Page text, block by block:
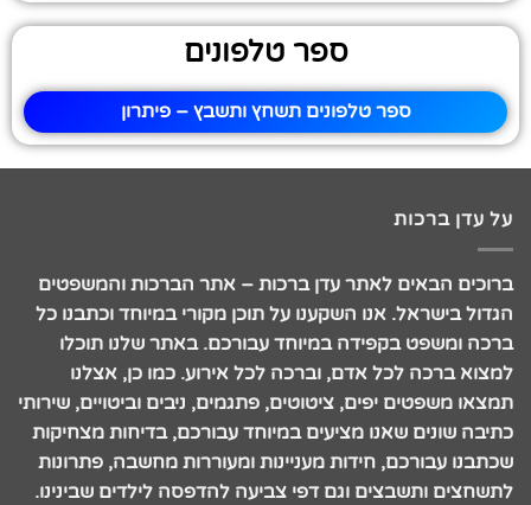
ספר טלפונים
ספר טלפונים תשחץ ותשבץ – פיתרון
על עדן ברכות
ברוכים הבאים לאתר עדן ברכות – אתר הברכות והמשפטים
הגדול בישראל. אנו השקענו על תוכן מקורי במיוחד וכתבנו כל
ברכה ומשפט בקפידה במיוחד עבורכם. באתר שלנו תוכלו
למצוא ברכה לכל אדם, וברכה לכל אירוע. כמו כן, אצלנו
תמצאו משפטים יפים, ציטוטים, פתגמים, ניבים וביטויים, שירותי
כתיבה שונים שאנו מציעים במיוחד עבורכם, בדיחות מצחיקות
שכתבנו עבורכם, חידות מעניינות ומעוררות מחשבה, פתרונות
לתשחצים ותשבצים וגם דפי צביעה להדפסה לילדים שבינינו.